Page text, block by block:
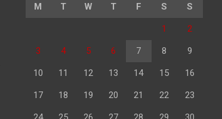
M T W T F S S
1 2
3 4 5 6 7 8 9
10 11 12 13 14 15 16
17 18 19 20 21 22 23